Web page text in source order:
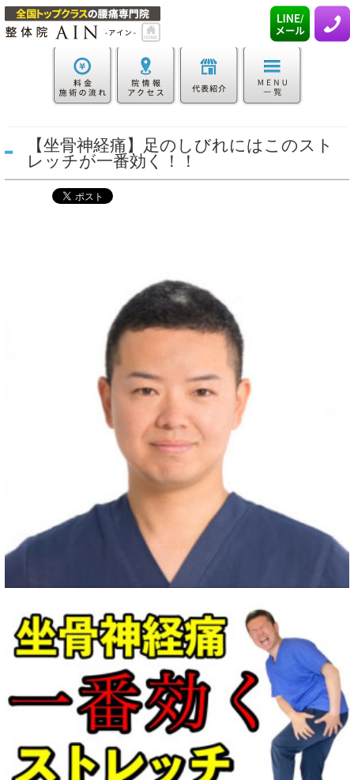
【坐骨神経痛】足のしびれにはこのスト
レッチが一番効く！！